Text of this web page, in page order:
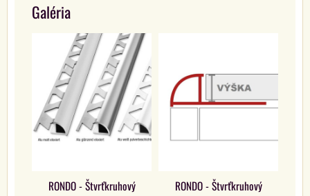
Galéria
RONDO - Štvrťkruhový
RONDO - Štvrťkruhový